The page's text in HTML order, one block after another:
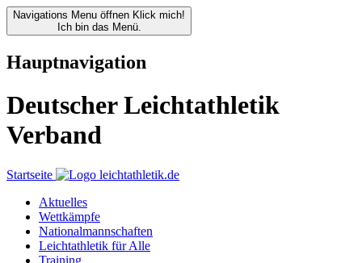
Navigations Menu öffnen Klick mich!
Ich bin das Menü.
Hauptnavigation
Deutscher Leichtathletik
Verband
Startseite
Aktuelles
Wettkämpfe
Nationalmannschaften
Leichtathletik für Alle
Training